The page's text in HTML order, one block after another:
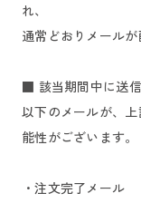
れ、
通常どおりメール
■ 該当期間中に送
以下のメールが、
能性がございます。
・注文完了メール